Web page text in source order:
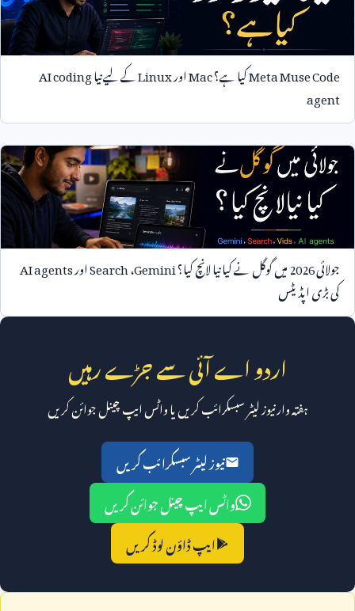
Meta Muse Codeکیا ہے؟MacاورLinuxکے لیے نیاAI coding
agent
جولائی2026میں گوگل نے کیا نیا لانچ کیا؟Gemini،SearchاورAI agents
کی بڑی اپڈیٹس
اردو اے آئی سے جڑے رہیں
ہفتہ وار نیوز لیٹر سبسکرائب کریں یا واٹس ایپ چینل جوائن کریں
نیوز لیٹر سبسکرائب کریں
واٹس ایپ چینل جوائن کریں
ایپ ڈاؤن لوڈ کریں